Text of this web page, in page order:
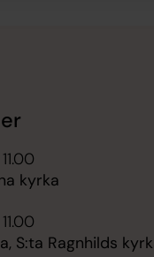
kyrka
S:ta Ragnhilds